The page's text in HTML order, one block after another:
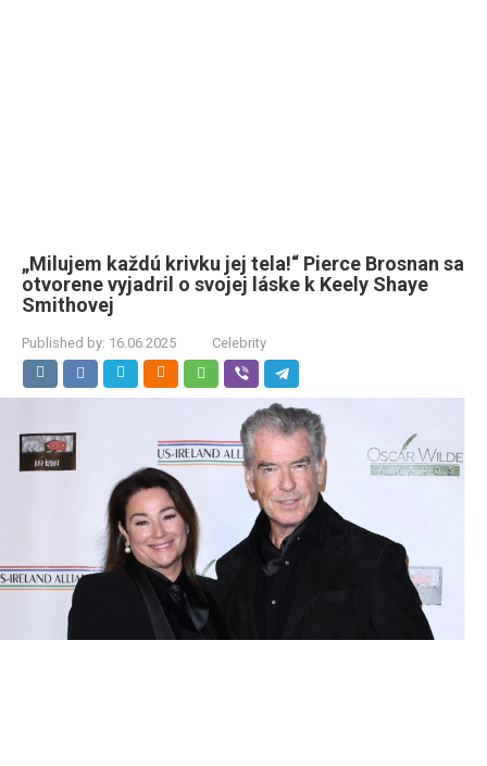
„Milujem každú krivku jej tela!“ Pierce Brosnan sa
otvorene vyjadril o svojej láske k Keely Shaye
Smithovej
Published by: 16.06.2025 Celebrity